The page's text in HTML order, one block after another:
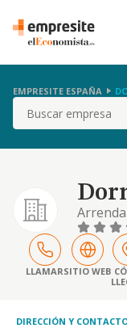
EMPRESITE ESPAÑA
Buscar
LLAMARSITIO WEB
DIRECCIÓN Y